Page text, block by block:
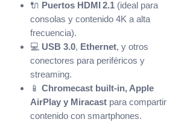
🔌 Puertos HDMI 2.1 (ideal para
consolas y contenido 4K a alta
frecuencia).
💻 USB 3.0, Ethernet, y otros
conectores para periféricos y
streaming.
📱 Chromecast built‑in, Apple
AirPlay y Miracast para compartir
contenido con smartphones.